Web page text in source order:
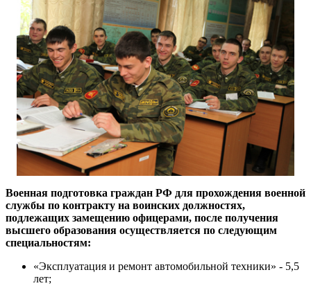
Военная подготовка граждан РФ для прохождения военной
службы по контракту на воинских должностях,
подлежащих замещению офицерами, после получения
высшего образования осуществляется по следующим
специальностям:
«Эксплуатация и ремонт автомобильной техники» - 5,5
лет;